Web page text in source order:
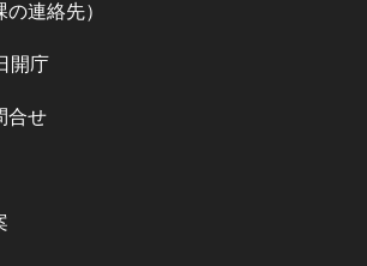
連絡先）
開庁
合せ